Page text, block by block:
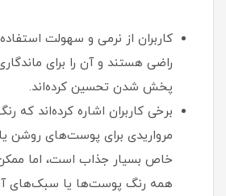
کاربران از نرمی و سهولت
راضی هستند و آن را برای
پخش شدن تحسین کرده‌اند.
برخی کاربران اشاره کرده‌اند که
مرواریدی برای پوست‌های روشن
خاص بسیار جذاب است، اما
همه رنگ پوست‌ها یا سبک‌های